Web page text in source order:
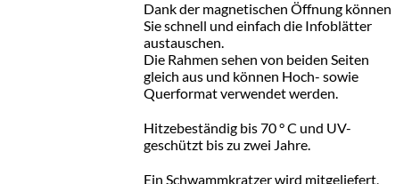
Dank der magnetischen Öffnung können
Sie schnell und einfach die Infoblätter
austauschen.
Die Rahmen sehen von beiden Seiten
gleich aus und können Hoch- sowie
Querformat verwendet werden.
Hitzebeständig bis 70 ° C und UV-
geschützt bis zu zwei Jahre.
Ein Schwammkratzer wird mitgeliefert,